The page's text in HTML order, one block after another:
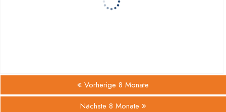
Vorherige 8 Monate
Nächste 8 Monate